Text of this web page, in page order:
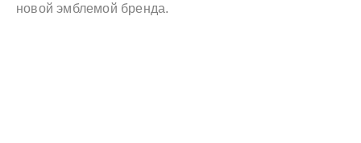
новой эмблемой бренда.